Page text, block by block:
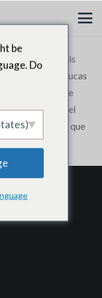
nossos principais
de um CEO. Poucas
no nível de
talento incrível
de uma forma que
be
Do